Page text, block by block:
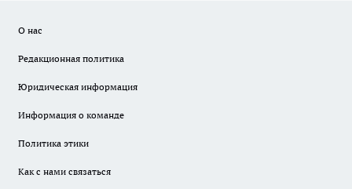
О нас
Редакционная политика
Юридическая информация
Информация о команде
Политика этики
Как с нами связаться